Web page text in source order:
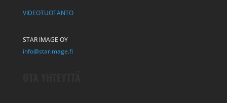
VIDEOTUOTANTO
STAR IMAGE OY
info@starimage.fi